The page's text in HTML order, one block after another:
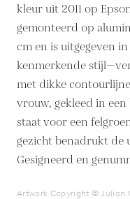
kleur uit 2011 op
gemonteerd op
cm en is uitgegeven in
kenmerkende
met dikke
vrouw, gekleed in
staat voor een
gezicht benadrukt de
Gesigneerd en
Artwork Copyright © Julian